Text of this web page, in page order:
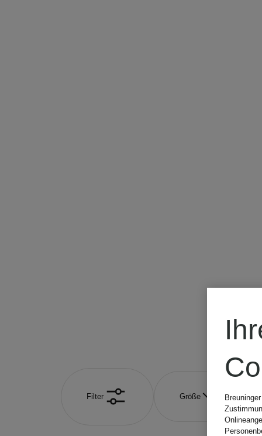
Filter Größe